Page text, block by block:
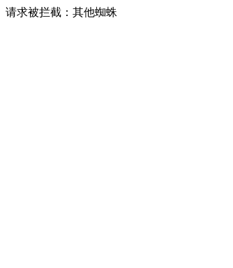
请求被拦截：其他蜘蛛